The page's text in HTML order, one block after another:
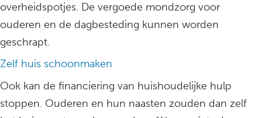
overheidspotjes. De vergoede mondzorg voor
ouderen en de dagbesteding kunnen worden
geschrapt.
Zelf huis schoonmaken
Ook kan de financiering van huishoudelijke hulp
stoppen. Ouderen en hun naasten zouden dan zelf